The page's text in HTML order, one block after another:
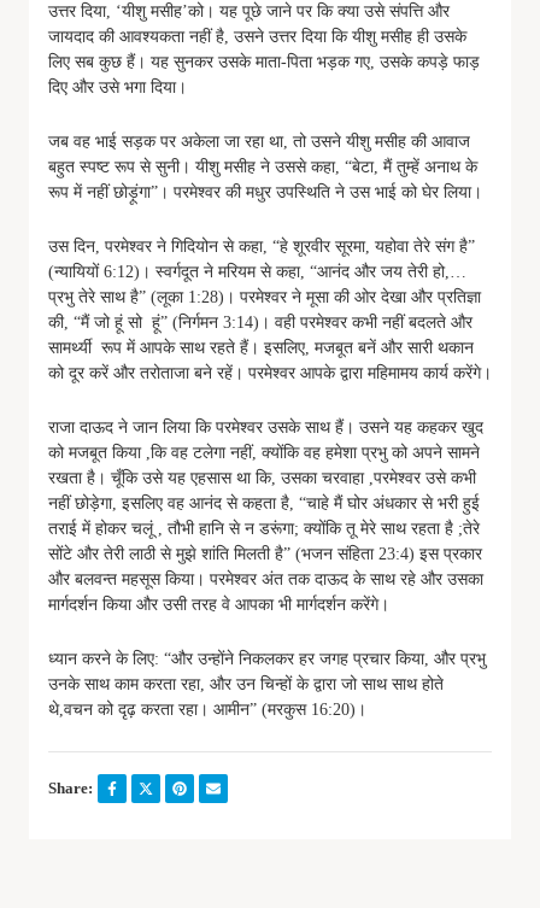
उत्तर दिया, ‘यीशु मसीह’को। यह पूछे जाने पर कि क्या उसे संपत्ति और
जायदाद की आवश्यकता नहीं है, उसने उत्तर दिया कि यीशु मसीह ही उसके
लिए सब कुछ हैं। यह सुनकर उसके माता-पिता भड़क गए, उसके कपड़े फाड़
दिए और उसे भगा दिया।
जब वह भाई सड़क पर अकेला जा रहा था, तो उसने यीशु मसीह की आवाज
बहुत स्पष्ट रूप से सुनी। यीशु मसीह ने उससे कहा, “बेटा, मैं तुम्हें अनाथ के
रूप में नहीं छोड़ूंगा”। परमेश्वर की मधुर उपस्थिति ने उस भाई को घेर लिया।
उस दिन, परमेश्वर ने गिदियोन से कहा, “हे शूरवीर सूरमा, यहोवा तेरे संग है”
(न्यायियों 6:12)। स्वर्गदूत ने मरियम से कहा, “आनंद और जय तेरी हो,…
प्रभु तेरे साथ है” (लूका 1:28)। परमेश्वर ने मूसा की ओर देखा और प्रतिज्ञा
की, “मैं जो हूं सो हूं” (निर्गमन 3:14)। वही परमेश्वर कभी नहीं बदलते और
सामर्थ्यी रूप में आपके साथ रहते हैं। इसलिए, मजबूत बनें और सारी थकान
को दूर करें और तरोताजा बने रहें। परमेश्वर आपके द्वारा महिमामय कार्य करेंगे।
राजा दाऊद ने जान लिया कि परमेश्वर उसके साथ हैं। उसने यह कहकर खुद
को मजबूत किया ,कि वह टलेगा नहीं, क्योंकि वह हमेशा प्रभु को अपने सामने
रखता है। चूँकि उसे यह एहसास था कि, उसका चरवाहा ,परमेश्वर उसे कभी
नहीं छोड़ेगा, इसलिए वह आनंद से कहता है, “चाहे मैं घोर अंधकार से भरी हुई
तराई में होकर चलूं , तौभी हानि से न डरूंगा; क्योंकि तू मेरे साथ रहता है ;तेरे
सोंटे और तेरी लाठी से मुझे शांति मिलती है” (भजन संहिता 23:4) इस प्रकार
और बलवन्त महसूस किया। परमेश्वर अंत तक दाऊद के साथ रहे और उसका
मार्गदर्शन किया और उसी तरह वे आपका भी मार्गदर्शन करेंगे।
ध्यान करने के लिए: “और उन्होंने निकलकर हर जगह प्रचार किया, और प्रभु
उनके साथ काम करता रहा, और उन चिन्हों के द्वारा जो साथ साथ होते
थे,वचन को दृढ़ करता रहा। आमीन” (मरकुस 16:20)।
Share: